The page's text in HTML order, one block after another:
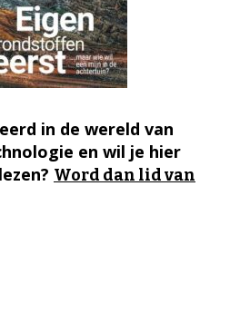
in de wereld van
en wil je hier
Word dan lid van